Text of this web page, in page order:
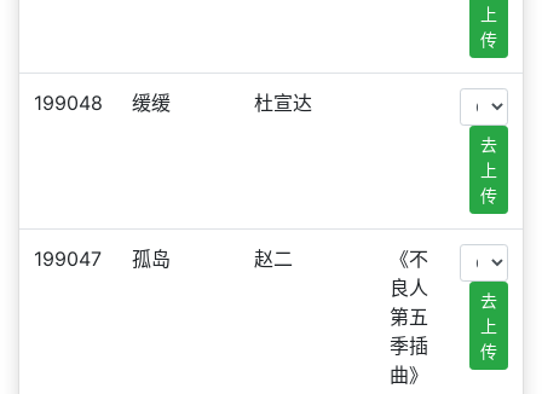
上
传
199048 缓缓 杜宣达
去
上
传
199047 孤岛 赵二
《不
良人
第五
季插
曲》
去
上
传